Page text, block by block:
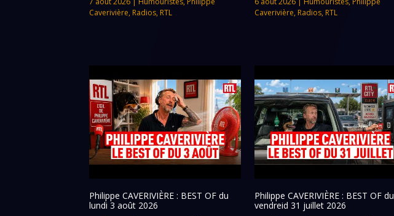
Caverivière, Radios, RTL
Caverivière, Radios, RTL
Philippe CAVERIVIÈRE : BEST OF du
lundi 3 août 2026
Philippe CAVERIVIÈRE : BEST OF du
vendreid 31 juillet 2026